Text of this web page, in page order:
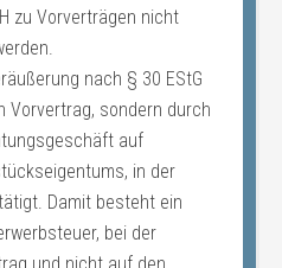
zu Vorverträgen nicht
nach § 30 EStG
Vorvertrag, sondern durch
auf
in der
Damit besteht ein
bei der